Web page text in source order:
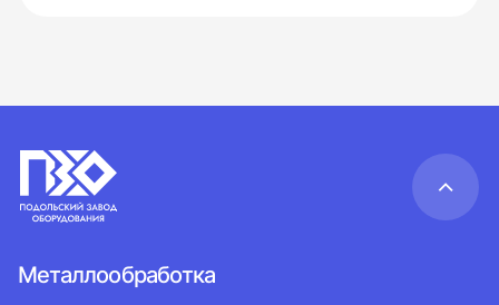
Металлообработка